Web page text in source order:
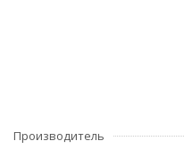
Производитель